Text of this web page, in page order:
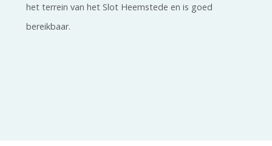
het terrein van het Slot Heemstede en is goed
bereikbaar.